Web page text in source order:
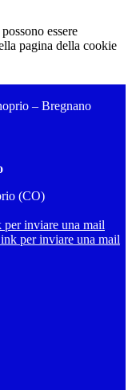
essere
pagina della cookie
– Bregnano
(CO)
inviare una mail
per inviare una mail